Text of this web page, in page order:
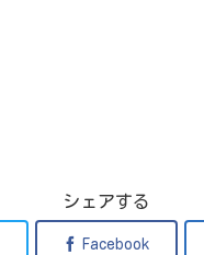
シェアする
Facebook